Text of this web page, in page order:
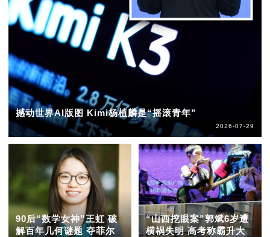
撼动世界AI版图 Kimi杨植麟是“摇滚青年”
2026-07-29
90后“数学女神”王虹 破
解百年几何谜题 夺菲尔
“山西挖眼案”郭斌6岁遭
横祸失明 高考称霸升大